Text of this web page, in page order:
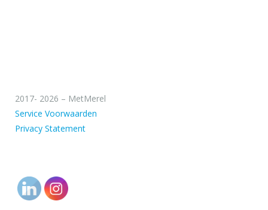
2017- 2026 – MetMerel
Service Voorwaarden
Privacy Statement